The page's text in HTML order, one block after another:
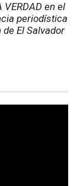
VERDAD en el
periodística
El Salvador